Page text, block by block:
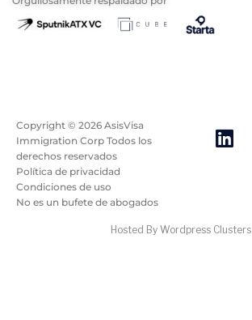
Copyright © 2026 AsisVisa
Immigration Corp Todos los
derechos reservados
Política de privacidad
Condiciones de uso
No es un bufete de abogados
Hosted By Wordpress Clusters